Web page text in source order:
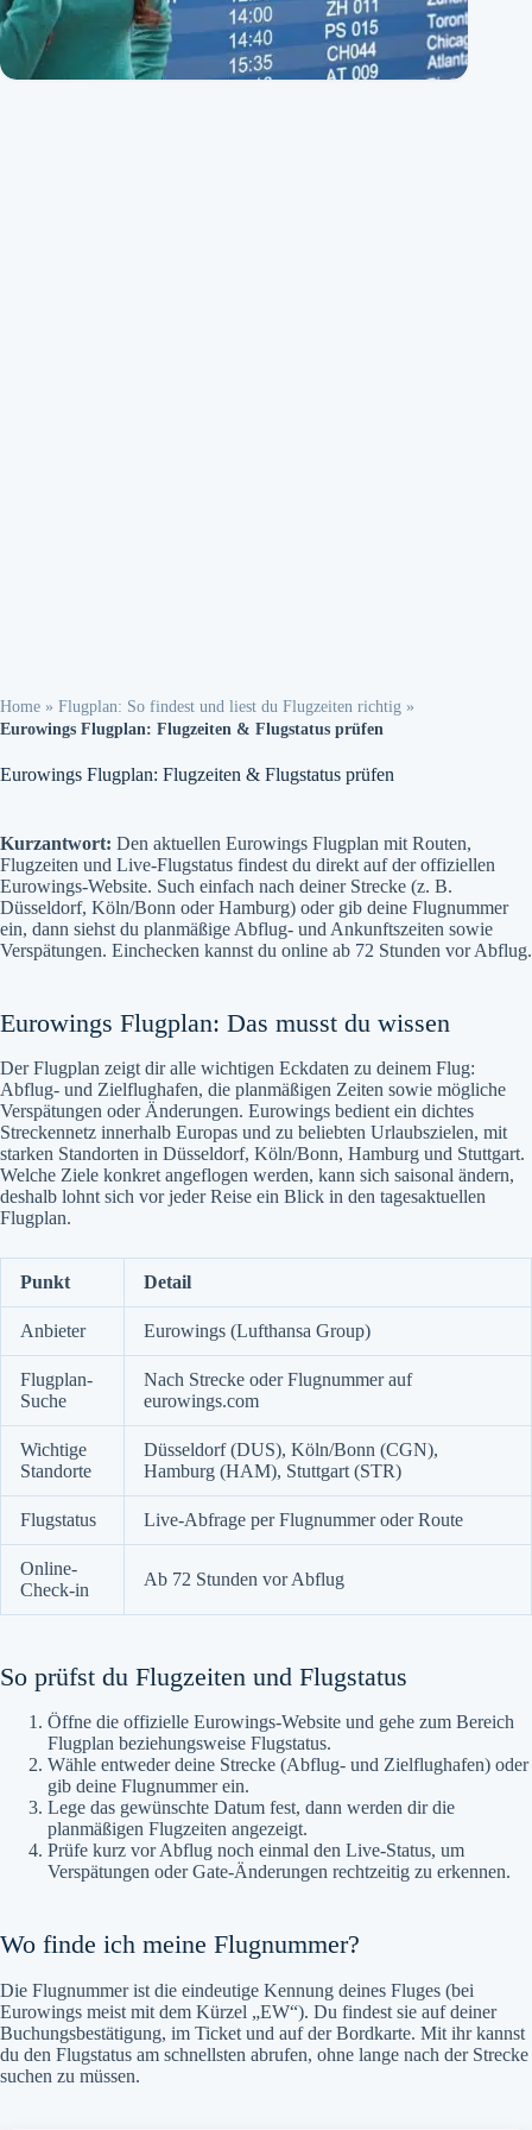
Home » Flugplan: So findest und liest du Flugzeiten richtig »
Eurowings Flugplan: Flugzeiten & Flugstatus prüfen
Eurowings Flugplan: Flugzeiten & Flugstatus prüfen
Kurzantwort: Den aktuellen Eurowings Flugplan mit Routen,
Flugzeiten und Live-Flugstatus findest du direkt auf der offiziellen
Eurowings-Website. Such einfach nach deiner Strecke (z. B.
Düsseldorf, Köln/Bonn oder Hamburg) oder gib deine Flugnummer
ein, dann siehst du planmäßige Abflug- und Ankunftszeiten sowie
Verspätungen. Einchecken kannst du online ab 72 Stunden vor Abflug.
Eurowings Flugplan: Das musst du wissen
Der Flugplan zeigt dir alle wichtigen Eckdaten zu deinem Flug:
Abflug- und Zielflughafen, die planmäßigen Zeiten sowie mögliche
Verspätungen oder Änderungen. Eurowings bedient ein dichtes
Streckennetz innerhalb Europas und zu beliebten Urlaubszielen, mit
starken Standorten in Düsseldorf, Köln/Bonn, Hamburg und Stuttgart.
Welche Ziele konkret angeflogen werden, kann sich saisonal ändern,
deshalb lohnt sich vor jeder Reise ein Blick in den tagesaktuellen
Flugplan.
Punkt Detail
Anbieter Eurowings (Lufthansa Group)
Flugplan-
Suche
Nach Strecke oder Flugnummer auf
eurowings.com
Wichtige
Standorte
Düsseldorf (DUS), Köln/Bonn (CGN),
Hamburg (HAM), Stuttgart (STR)
Flugstatus Live-Abfrage per Flugnummer oder Route
Online-
Check-in
Ab 72 Stunden vor Abflug
So prüfst du Flugzeiten und Flugstatus
Öffne die offizielle Eurowings-Website und gehe zum Bereich
Flugplan beziehungsweise Flugstatus.
Wähle entweder deine Strecke (Abflug- und Zielflughafen) oder
gib deine Flugnummer ein.
Lege das gewünschte Datum fest, dann werden dir die
planmäßigen Flugzeiten angezeigt.
Prüfe kurz vor Abflug noch einmal den Live-Status, um
Verspätungen oder Gate-Änderungen rechtzeitig zu erkennen.
Wo finde ich meine Flugnummer?
Die Flugnummer ist die eindeutige Kennung deines Fluges (bei
Eurowings meist mit dem Kürzel „EW“). Du findest sie auf deiner
Buchungsbestätigung, im Ticket und auf der Bordkarte. Mit ihr kannst
du den Flugstatus am schnellsten abrufen, ohne lange nach der Strecke
suchen zu müssen.